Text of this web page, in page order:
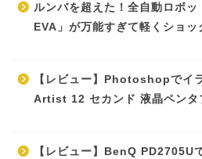
ルンバを超えた！全自動ロボ
EVA」が万能すぎて軽くショッ
【レビュー】Photoshopでイ
Artist 12 セカンド 液晶ペンタ
【レビュー】BenQ PD2705U